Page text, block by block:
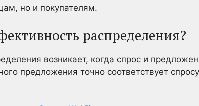
но и покупателям.
распределения?
возникает, когда спрос и
предложения точно соответствует